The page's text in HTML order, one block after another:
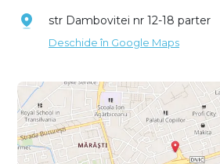
str Dambovitei nr 12-18 parter
Deschide în Google Maps